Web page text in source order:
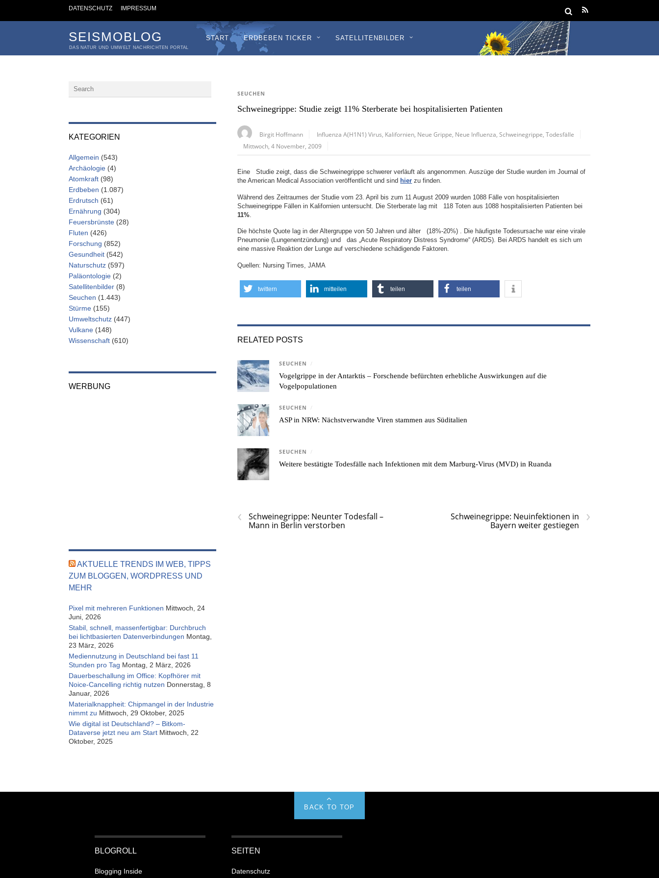
DATENSCHUTZ IMPRESSUM
SEISMOBLOG
DAS NATUR UND UMWELT NACHRICHTEN PORTAL
START ERDBEBEN TICKER SATELLITENBILDER
SEUCHEN
Schweinegrippe: Studie zeigt 11% Sterberate bei hospitalisierten Patienten
Birgit Hoffmann Influenza A(H1N1) Virus Kalifornien Neue Grippe Neue Influenza ,Schweinegrippe ,Todesfälle
Mittwoch, 4 November, 2009
Eine Studie zeigt, dass die Schweinegrippe schwerer verläuft als angenommen. Auszüge der Studie wurden im Journal of
the American Medical Association veröffentlicht und sind hier zu finden.
Während des Zeitraumes der Studie vom 23. April bis zum 11 August 2009 wurden 1088 Fälle von hospitalisierten
Schweinegrippe Fällen in Kalifornien untersucht. Die Sterberate lag mit 118 Toten aus 1088 hospitalisierten Patienten bei
11%
Die höchste Quote lag in der Altergruppe von 50 Jahren und älter (18%-20%) . Die häufigste Todesursache war eine virale
Pneumonie (Lungenentzündung) und das „Acute Respiratory Distress Syndrome“ (ARDS). Bei ARDS handelt es sich um
eine massive Reaktion der Lunge auf verschiedene schädigende Faktoren.
Quellen: Nursing Times, JAMA
twittern mitteilen teilen teilen
RELATED POSTS
SEUCHEN /
Vogelgrippe in der Antarktis – Forschende befürchten erhebliche Auswirkungen auf die
Vogelpopulationen
SEUCHEN /
ASP in NRW: Nächstverwandte Viren stammen aus Süditalien
SEUCHEN /
Weitere bestätigte Todesfälle nach Infektionen mit dem Marburg-Virus (MVD) in Ruanda
‹
Schweinegrippe: Neunter Todesfall –
Mann in Berlin verstorben
›
Schweinegrippe: Neuinfektionen in
Bayern weiter gestiegen
KATEGORIEN
Allgemein (543)
Archäologie (4)
Atomkraft (98)
Erdbeben (1.087)
Erdrutsch (61)
Ernährung (304)
Feuersbrünste (28)
Fluten (426)
Forschung (852)
Gesundheit (542)
Naturschutz (597)
Paläontologie (2)
Satellitenbilder (8)
Seuchen (1.443)
Stürme (155)
Umweltschutz (447)
Vulkane (148)
Wissenschaft (610)
WERBUNG
AKTUELLE TRENDS IM WEB, TIPPS
ZUM BLOGGEN, WORDPRESS UND
MEHR
Pixel mit mehreren Funktionen Mittwoch, 24
Juni, 2026
Stabil, schnell, massenfertigbar: Durchbruch
bei lichtbasierten Datenverbindungen Montag,
23 März, 2026
Mediennutzung in Deutschland bei fast 11
Stunden pro Tag Montag, 2 März, 2026
Dauerbeschallung im Office: Kopfhörer mit
Noice-Cancelling richtig nutzen Donnerstag, 8
Januar, 2026
Materialknappheit: Chipmangel in der Industrie
nimmt zu Mittwoch, 29 Oktober, 2025
Wie digital ist Deutschland? – Bitkom-
Dataverse jetzt neu am Start Mittwoch, 22
Oktober, 2025
BACK TO TOP
BLOGROLL
Blogging Inside
SEITEN
Datenschutz